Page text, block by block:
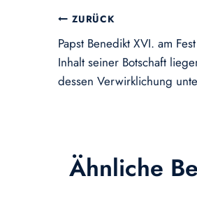
ZURÜCK
Papst Benedikt XVI. am
Inhalt seiner Botschaft
dessen Verwirklichung
Ähnliche